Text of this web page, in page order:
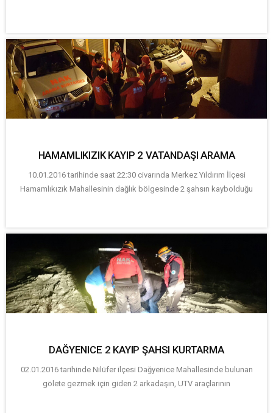
HAMAMLIKIZIK KAYIP 2 VATANDAŞI ARAMA
10.01.2016 tarihinde saat 22:30 civarında Merkez Yıldırım İlçesi
Hamamlıkızık Mahallesinin dağlık bölgesinde 2 şahsın kaybolduğu
DAĞYENICE 2 KAYIP ŞAHSI KURTARMA
02.01.2016 tarihinde Nilüfer ilçesi Dağyenice Mahallesinde bulunan
gölete gezmek için giden 2 arkadaşın, UTV araçlarının